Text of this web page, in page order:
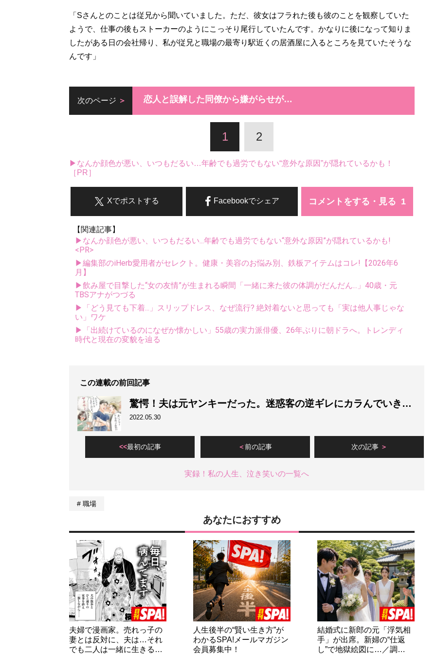
「Sさんとのことは従兄から聞いていました。ただ、彼女はフラれた後も彼のことを観察していた
ようで、仕事の後もストーカーのようにこっそり尾行していたんです。かなりに後になって知りま
したがある日の会社帰り、私が従兄と職場の最寄り駅近くの居酒屋に入るところを見ていたそうな
んです」
次のページ 恋人と誤解した同僚から嫌がらせが…
1 2
▶なんか顔色が悪い、いつもだるい…年齢でも過労でもない“意外な原因”が隠れているかも！
［PR］
コメントをする・見る
Facebookでシェア
Xでポストする
【関連記事】
▶なんか顔色が悪い、いつもだるい...年齢でも過労でもない“意外な原因”が隠れているかも!
<PR>
▶編集部のiHerb愛用者がセレクト。健康・美容のお悩み別、鉄板アイテムはコレ!【2026年6
月】
▶飲み屋で目撃した“女の友情”が生まれる瞬間「一緒に来た彼の体調がだんだん...」40歳・元
TBSアナがつづる
▶「どう見ても下着...」スリップドレス、なぜ流行? 絶対着ないと思っても「実は他人事じゃな
い」ワケ
▶「出続けているのになぜか懐かしい」55歳の実力派俳優、26年ぶりに朝ドラへ。トレンディ
時代と現在の変貌を辿る
この連載の前回記事
驚愕！夫は元ヤンキーだった。迷惑客の逆ギレにカラんでいき…
2022.05.30
最初の記事 前の記事 次の記事
実録！私の人生、泣き笑いの一覧へ
職場
あなたにおすすめ
夫婦で漫画家。売れっ子の
妻とは反対に、夫は…それ
でも二人は一緒に生きる…
人生後半の“賢い生き方”が
わかるSPA!メールマガジン
会員募集中！
結婚式に新郎の元「浮気相
手」が出席。新婦の“仕返
し”で地獄絵図に…／調…